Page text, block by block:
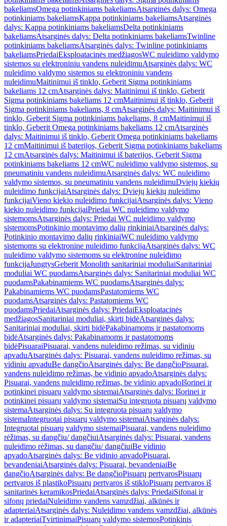
bakeliamsOmega potinkiniams bakeliamsAtsarginės dalys: Omega
potinkiniams bakeliamsKappa potinkiniams bakeliamsAtsarginės
dalys: Kappa potinkiniams bakeliamsDelta potinkiniams
bakeliamsAtsarginės dalys: Delta potinkiniams bakeliamsTwinline
potinkiniams bakeliamsAtsarginės dalys: Twinline potinkiniams
bakeliamsPriedaiEksploatacinės medžiagosWC nuleidimo valdymo
sistemos su elektroniniu vandens nuleidimuAtsarginės dalys: WC
nuleidimo valdymo sistemos su elektroniniu vandens
nuleidimuMaitinimui iš tinklo, Geberit Sigma potinkiniams
bakeliams 12 cmAtsarginės dalys: Maitinimui iš tinklo, Geberit
Sigma potinkiniams bakeliams 12 cmMaitinimui iš tinklo, Geberit
Sigma potinkiniams bakeliams, 8 cmAtsarginės dalys: Maitinimui iš
tinklo, Geberit Sigma potinkiniams bakeliams, 8 cmMaitinimui iš
tinklo, Geberit Omega potinkiniams bakeliams 12 cmAtsarginės
dalys: Maitinimui iš tinklo, Geberit Omega potinkiniams bakeliams
12 cmMaitinimui iš baterijos, Geberit Sigma potinkiniams bakeliams
12 cmAtsarginės dalys: Maitinimui iš baterijos, Geberit Sigma
potinkiniams bakeliams 12 cmWC nuleidimo valdymo sistemos, su
pneumatiniu vandens nuleidimuAtsarginės dalys: WC nuleidimo
valdymo sistemos, su pneumatiniu vandens nuleidimuDviejų kiekių
nuleidimo funkcijaiAtsarginės dalys: Dviejų kiekių nuleidimo
funkcijaiVieno kiekio nuleidimo funkcijaiAtsarginės dalys: Vieno
kiekio nuleidimo funkcijaiPriedai WC nuleidimo valdymo
sistemomsAtsarginės dalys: Priedai WC nuleidimo valdymo
sistemomsPotinkinio montavimo dalių rinkiniaiAtsarginės dalys:
Potinkinio montavimo dalių rinkiniaiWC nuleidimo valdymo
sistemoms su elektronine nuleidimo funkcijaAtsarginės dalys: WC
nuleidimo valdymo sistemoms su elektronine nuleidimo
funkcijaJungtysGeberit Monolith sanitariniai moduliaiSanitariniai
moduliai WC puodamsAtsarginės dalys: Sanitariniai moduliai WC
puodamsPakabinamiems WC puodamsAtsarginės dalys:
Pakabinamiems WC puodamsPastatomiems WC
puodamsAtsarginės dalys: Pastatomiems WC
puodamsPriedaiAtsarginės dalys: PriedaiEksploatacinės
medžiagosSanitariniai moduliai, skirti bidėAtsarginės dalys:
Sanitariniai moduliai, skirti bidėPakabinamoms ir pastatomoms
bidėAtsarginės dalys: Pakabinamoms ir pastatomoms
bidėPisuaraiPisuarai, vandens nuleidimo režimas, su vidiniu
apvaduAtsarginės dalys: Pisuarai, vandens nuleidimo režimas, su
vidiniu apvaduBe dangčioAtsarginės dalys: Be dangčioPisuarai,
vandens nuleidimo režimas, be vidinio apvadoAtsarginės dalys:
Pisuarai, vandens nuleidimo režimas, be vidinio apvadoIšorinei ir
potinkinei pisuarų valdymo sistemaiAtsarginės dalys: Išorinei ir
potinkinei pisuarų valdymo sistemaiSu integruota pisuarų valdymo
sistemaAtsarginės dalys: Su integruota pisuarų valdymo
sistemaIntegruotai pisuarų valdymo sistemaiAtsarginės dalys:
Integruotai pisuarų valdymo sistemaiPisuarai, vandens nuleidimo
rėžimas, su dangčiu/ dangčiuiAtsarginės dalys: Pisuarai, vandens
nuleidimo rėžimas, su dangčiu/ dangčiuiBe vidinio
apvadoAtsarginės dalys: Be vidinio apvadoPisuarai,
bevandeniaiAtsarginės dalys: Pisuarai, bevandeniaiBe
dangčioAtsarginės dalys: Be dangčioPisuarų pertvarosPisuarų
pertvaros iš plastikoPisuarų pertvaros iš stikloPisuarų pertvaros iš
sanitarinės keramikosPriedaiAtsarginės dalys: PriedaiSifonai ir
sifonų priedaiNuleidimo vandens vamzdžiai, alkūnės ir
adapteriaiAtsarginės dalys: Nuleidimo vandens vamzdžiai, alkūnės
ir adapteriaiTvirtinimaiPisuarų valdymo sistemosPotinkinis